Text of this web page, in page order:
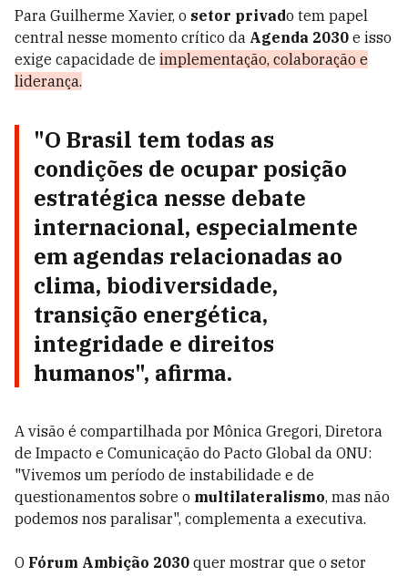
Para Guilherme Xavier, o setor privado tem papel
central nesse momento crítico da Agenda 2030 e isso
exige capacidade de implementação, colaboração e
liderança.
"O Brasil tem todas as
condições de ocupar posição
estratégica nesse debate
internacional, especialmente
em agendas relacionadas ao
clima, biodiversidade,
transição energética,
integridade e direitos
humanos", afirma.
A visão é compartilhada por Mônica Gregori, Diretora
de Impacto e Comunicação do Pacto Global da ONU:
"Vivemos um período de instabilidade e de
questionamentos sobre o multilateralismo, mas não
podemos nos paralisar", complementa a executiva.
O Fórum Ambição 2030 quer mostrar que o setor